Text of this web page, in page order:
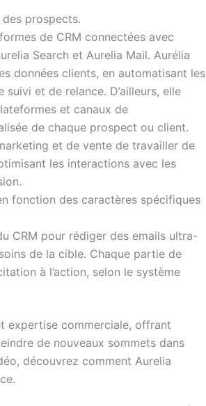
prospects.
de CRM connectées avec
Search et Aurelia Mail. Aurélia
données clients, en automatisant les
et de relance. D’ailleurs, elle
et canaux de
de chaque prospect ou client.
et de vente de travailler de
les interactions avec les
fonction des caractères spécifiques
CRM pour rédiger des emails ultra-
de la cible. Chaque partie de
à l’action, selon le système
expertise commerciale, offrant
de nouveaux sommets dans
découvrez comment Aurelia